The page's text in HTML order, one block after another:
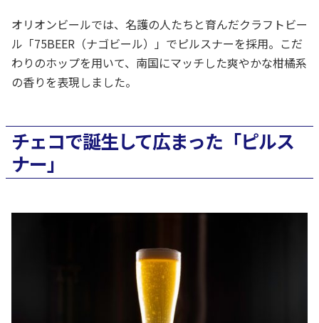
オリオンビールでは、名護の人たちと育んだクラフトビー
ル「75BEER（ナゴビール）」でピルスナーを採用。こだ
わりのホップを用いて、南国にマッチした爽やかな柑橘系
の香りを表現しました。
チェコで誕生して広まった「ピルス
ナー」